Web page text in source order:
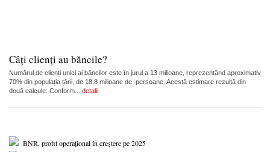
Câți clienți au băncile?
Numărul de clienți unici ai băncilor este în jurul a 13 milioane, reprezentând aproximativ
70% din populația țării, de 18,8 milioane de persoane. Acestă estimare rezultă din
două calcule: Conform... detalii
BNR, profit operațional în creștere pe 2025